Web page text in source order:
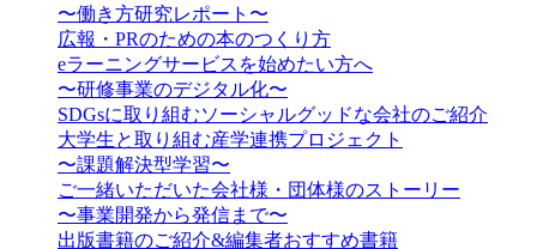
〜働き方研究レポート〜
広報・PRのための本のつくり方
eラーニングサービスを始めたい方へ
〜研修事業のデジタル化〜
SDGsに取り組むソーシャルグッドな会社のご紹介
大学生と取り組む産学連携プロジェクト
〜課題解決型学習〜
ご一緒いただいた会社様・団体様のストーリー
〜事業開発から発信まで〜
出版書籍のご紹介&編集者おすすめ書籍